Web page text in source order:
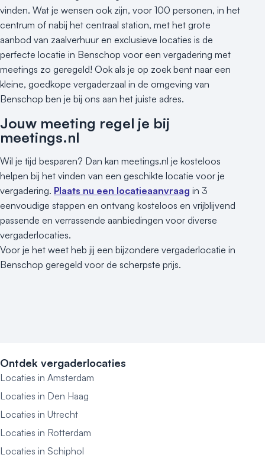
vinden. Wat je wensen ook zijn, voor 100 personen, in het
centrum of nabij het centraal station, met het grote
aanbod van zaalverhuur en exclusieve locaties is de
perfecte locatie in Benschop voor een vergadering met
meetings zo geregeld! Ook als je op zoek bent naar een
kleine, goedkope vergaderzaal in de omgeving van
Benschop ben je bij ons aan het juiste adres.
Jouw meeting regel je bij
meetings.nl
Wil je tijd besparen? Dan kan meetings.nl je kosteloos
helpen bij het vinden van een geschikte locatie voor je
vergadering. Plaats nu een locatieaanvraag in 3
eenvoudige stappen en ontvang kosteloos en vrijblijvend
passende en verrassende aanbiedingen voor diverse
vergaderlocaties.
Voor je het weet heb jij een bijzondere vergaderlocatie in
Benschop geregeld voor de scherpste prijs.
Ontdek vergaderlocaties
Locaties in Amsterdam
Locaties in Den Haag
Locaties in Utrecht
Locaties in Rotterdam
Locaties in Schiphol